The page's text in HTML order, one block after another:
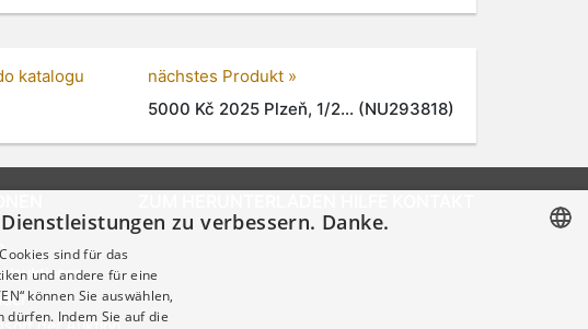
katalogu
nächstes Produkt »
5000 Kč 2025 Plzeň, 1/2... (NU293818)
zu verbessern. Danke.
sind für das
und andere für eine
können Sie auswählen,
Indem Sie auf die